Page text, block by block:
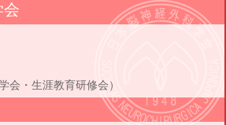
会
会・生涯教育研修会）